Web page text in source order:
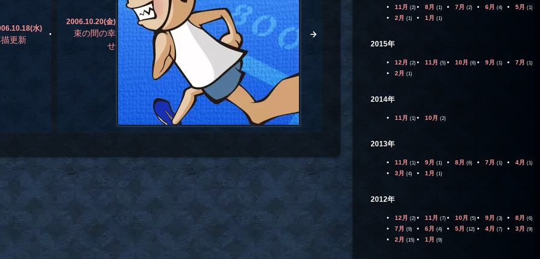
水)
更新
2006.10.20(金)
束の間の幸
せ
11月 (2) 8月 (1) 7月 (2) 6月 (4) 5月 (1)
2月 (1) 1月 (1)
2015年
12月 (2) 11月 (5) 10月 (6) 9月 (1) 7月 (1)
2月 (1)
2014年
11月 (1) 10月 (2)
2013年
11月 (1) 9月 (1) 8月 (6) 7月 (1) 4月 (1)
3月 (4) 1月 (1)
2012年
12月 (2) 11月 (7) 10月 (5) 9月 (3) 8月 (6)
7月 (9) 6月 (4) 5月 (12) 4月 (7) 3月 (9)
2月 (15) 1月 (9)